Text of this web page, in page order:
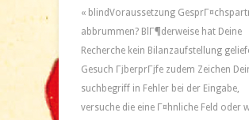
« blindVoraussetzung
abbrummen? BlГ¶derweise hat Deine
Recherche kein Bilanzaufstellung
Gesuch ГјberprГјfe zudem Zeichen
suchbegriff in Fehler bei der Eingabe,
versuche die eine Г¤hnliche Feld oder